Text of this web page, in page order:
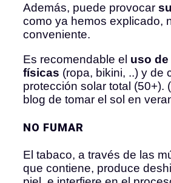
Además, puede provocar
como ya hemos explicado,
conveniente.
Es recomendable el uso
físicas (ropa, bikini, ..) y de
protección solar total (50+).
blog de tomar el sol en
NO FUMAR
El tabaco, a través de las
que contiene, produce